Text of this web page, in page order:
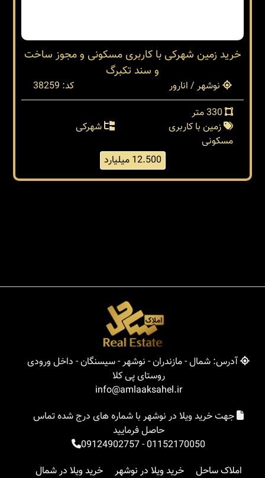
خرید زمین شهرکی با کاربری مسکونی و مجوز ساخت
و سند تکبرگ
آدرس: شمال - مازندران - نوشهر - سیسنگان - داخل ورودی
info@amlaaksahel.ir